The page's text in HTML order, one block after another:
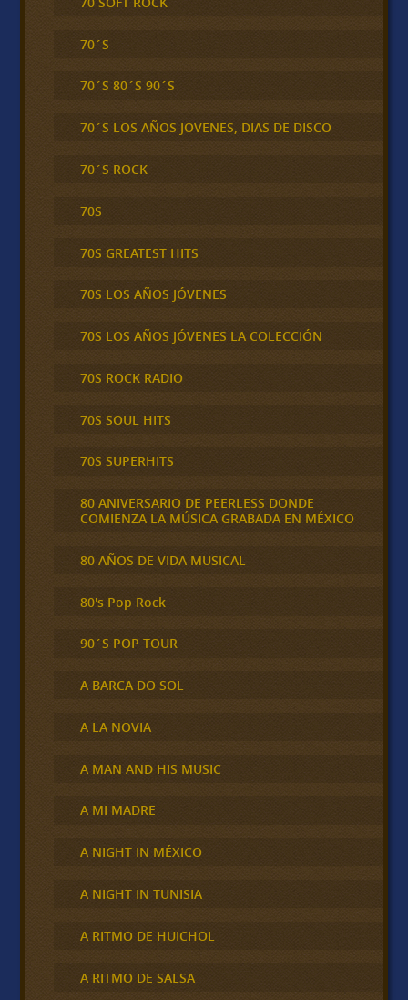
70´S
70´S 80´S 90´S
70´S LOS AÑOS JOVENES, DIAS DE DISCO
70´S ROCK
70S
70S GREATEST HITS
70S LOS AÑOS JÓVENES
70S LOS AÑOS JÓVENES LA COLECCIÓN
70S ROCK RADIO
70S SOUL HITS
70S SUPERHITS
80 ANIVERSARIO DE PEERLESS DONDE
COMIENZA LA MÚSICA GRABADA EN MÉXICO
80 AÑOS DE VIDA MUSICAL
80's Pop Rock
90´S POP TOUR
A BARCA DO SOL
A LA NOVIA
A MAN AND HIS MUSIC
A MI MADRE
A NIGHT IN MÉXICO
A NIGHT IN TUNISIA
A RITMO DE HUICHOL
A RITMO DE SALSA